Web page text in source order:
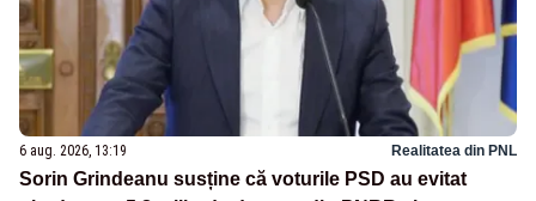
6 aug. 2026, 13:19 Realitatea din PNL
Sorin Grindeanu susține că voturile PSD au evitat